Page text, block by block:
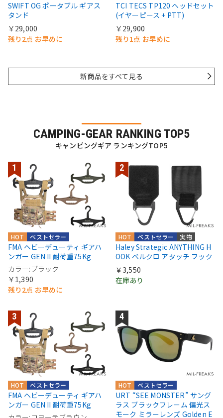
SWIFT OG ポータブル ギアス
タンド
￥29,000
残り2点 お早めに
TCI TECS TP120 ヘッドセット
(イヤーピース + PTT)
￥29,900
残り1点 お早めに
新商品をすべて見る
CAMPING-GEAR RANKING TOP5
キャンピングギア ランキングTOP5
ベストセラー
HOT
FMA ヘビーデューティ ギアハ
ンガー GEN II 耐荷重75Kg
カラー:ブラック
￥1,390
残り2点 お早めに
実物
ベストセラー
HOT
Haley Strategic ANYTHING H
OOK ベルクロ アタッチ フック
￥3,550
在庫あり
ベストセラー
HOT
FMA ヘビーデューティ ギアハ
ンガー GEN II 耐荷重75Kg
ベストセラー
HOT
URT “SEE MONSTER” サング
ラス ブラックフレーム 偏光ス
モーク ミラーレンズ Golden E